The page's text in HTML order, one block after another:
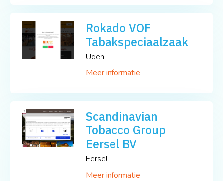
Rokado VOF
Tabakspeciaalzaak
Uden
Meer informatie
Scandinavian
Tobacco Group
Eersel BV
Eersel
Meer informatie